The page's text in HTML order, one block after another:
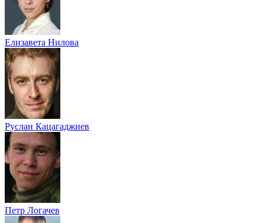
Елизавета Нилова
Руслан Кацагаджиев
Петр Логачев